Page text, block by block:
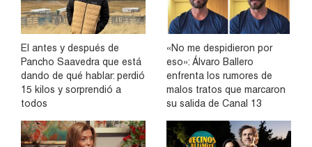
El antes y después de
Pancho Saavedra que está
dando de qué hablar: perdió
15 kilos y sorprendió a
todos
«No me despidieron por
eso»: Álvaro Ballero
enfrenta los rumores de
malos tratos que marcaron
su salida de Canal 13